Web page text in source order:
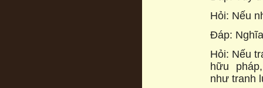
Hỏi: Nếu
Đáp:
Hỏi: Nếu
hữu
như tranh